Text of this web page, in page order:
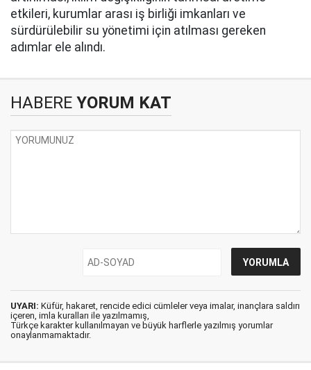
etkileri, kurumlar arası iş birliği imkanları ve
sürdürülebilir su yönetimi için atılması gereken
adımlar ele alındı.
HABERE YORUM KAT
UYARI: Küfür, hakaret, rencide edici cümleler veya imalar, inançlara saldırı
içeren, imla kuralları ile yazılmamış,
Türkçe karakter kullanılmayan ve büyük harflerle yazılmış yorumlar
onaylanmamaktadır.